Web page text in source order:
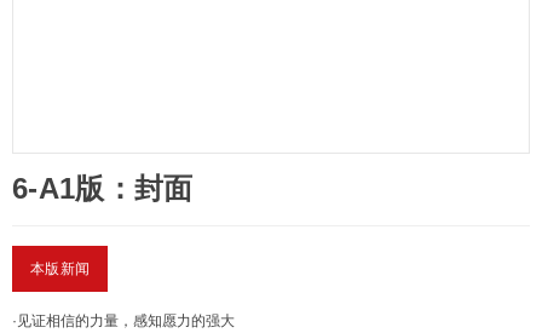
6-A1版：封面
本版新闻
· 见证相信的力量，感知愿力的强大